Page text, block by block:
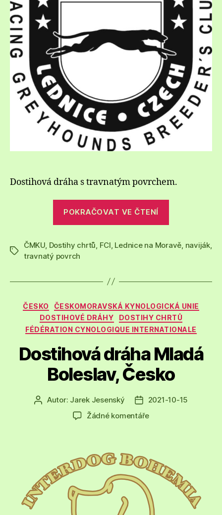
Dostihová dráha s travnatým povrchem.
POKRAČOVAT VE ČTENÍ
na
Štítky
ČMKU, Dostihy chrtů, FCI, Lednice na Moravě, naviják,
travnatý povrch
Rubriky
ČESKO
ČESKOMORAVSKÁ KYNOLOGICKÁ UNIE
DOSTIHOVÉ DRÁHY
DOSTIHY CHRTŮ
FÉDÉRATION CYNOLOGIQUE INTERNATIONALE
Dostihová dráha Mladá
Boleslav, Česko
AutorAutor: Jarek Jesenský
Datum
příspěvku
2021-10-15
Žádné komentářeu
Dostihová
dráha
Mladá
Boleslav,
Česko